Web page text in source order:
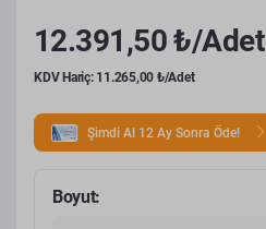
12.391,50 ₺/Adet
KDV Hariç: 11.265,00 ₺/Adet
Şimdi Al 12 Ay Sonra Öde!
Boyut: